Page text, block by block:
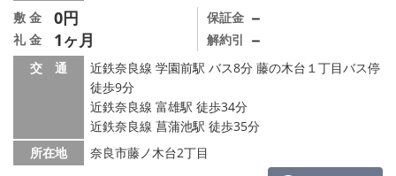
店舗情報·アクセス
会社概要
メールでお問い合わせ
敷 金 0円
礼 金 1ヶ月
保証金 －
解約引 －
交 通
近鉄奈良線 学園前駅 バス8分 藤の木台１丁目バス停
徒歩9分
近鉄奈良線 富雄駅 徒歩34分
近鉄奈良線 菖蒲池駅 徒歩35分
所在地
奈良市藤ノ木台2丁目